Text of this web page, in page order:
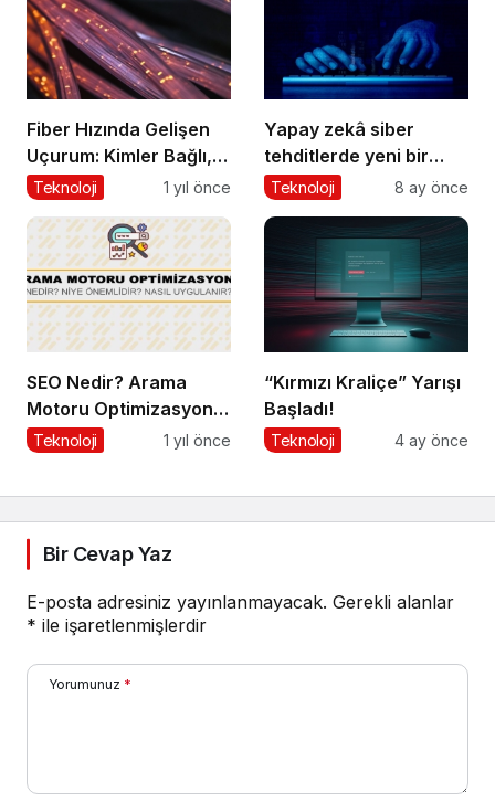
Fiber Hızında Gelişen
Uçurum: Kimler Bağlı,
Kimler Dışarıda
Teknoloji 1 yıl önce
Yapay zekâ siber
tehditlerde yeni bir
dönemi başlatıyor
Teknoloji 8 ay önce
SEO Nedir? Arama
Motoru Optimizasyonu
Nasıl Yapılır?
Teknoloji 1 yıl önce
“Kırmızı Kraliçe” Yarışı
Başladı!
Teknoloji 4 ay önce
Bir Cevap Yaz
E-posta adresiniz yayınlanmayacak. Gerekli alanlar
* ile işaretlenmişlerdir
Yorumunuz *